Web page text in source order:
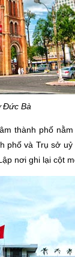
Đức Bà
thành phố
và Trụ sở
nơi ghi lại cột